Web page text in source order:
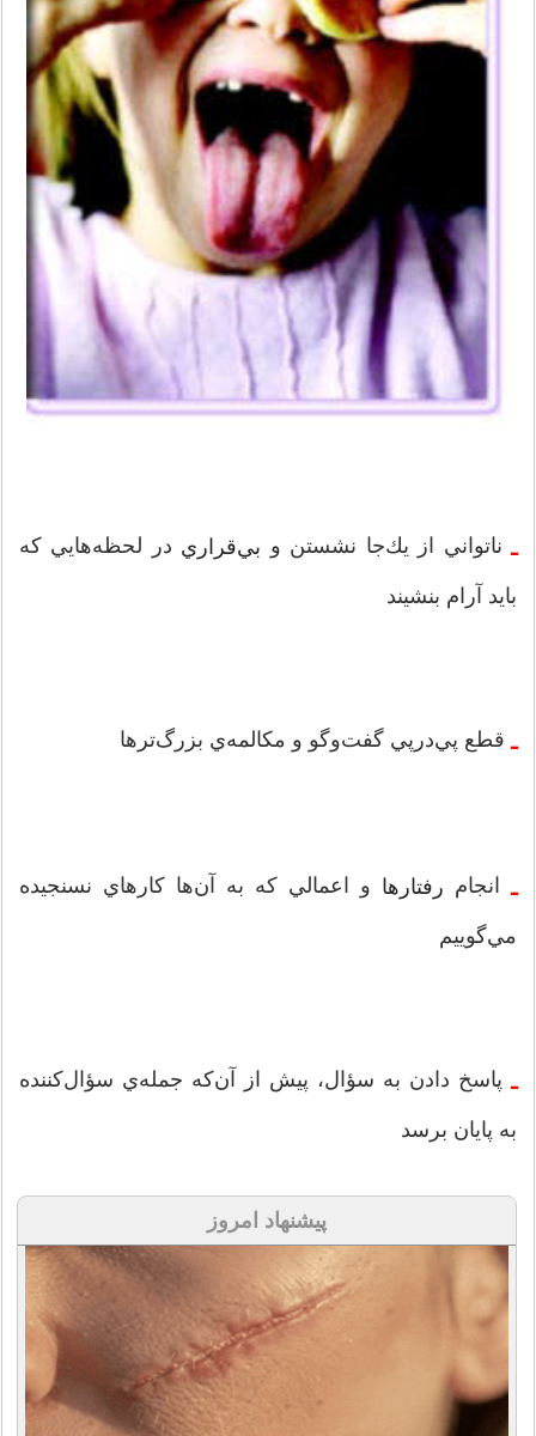
ـناتواني از يك‌جا نشستن و بي‌قراري در لحظه‌هايي كه
بايد آرام بنشيند
ـ قطع پي‌درپي گفت‌وگو و مكالمه‌ي بزرگ‌ترها
ـانجام رفتارها و اعمالي كه به آن‌ها كارهاي نسنجيده
‌مي‌گوييم
‌ـ پاسخ دادن به سؤال، پيش از آن‌كه جمله‌ي سؤال‌كننده
به پايان برسد
پیشنهاد امروز